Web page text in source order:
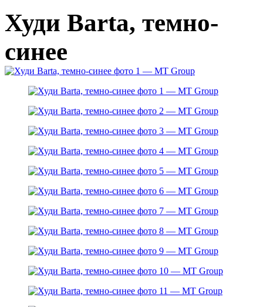
Худи Barta, темно-
синее